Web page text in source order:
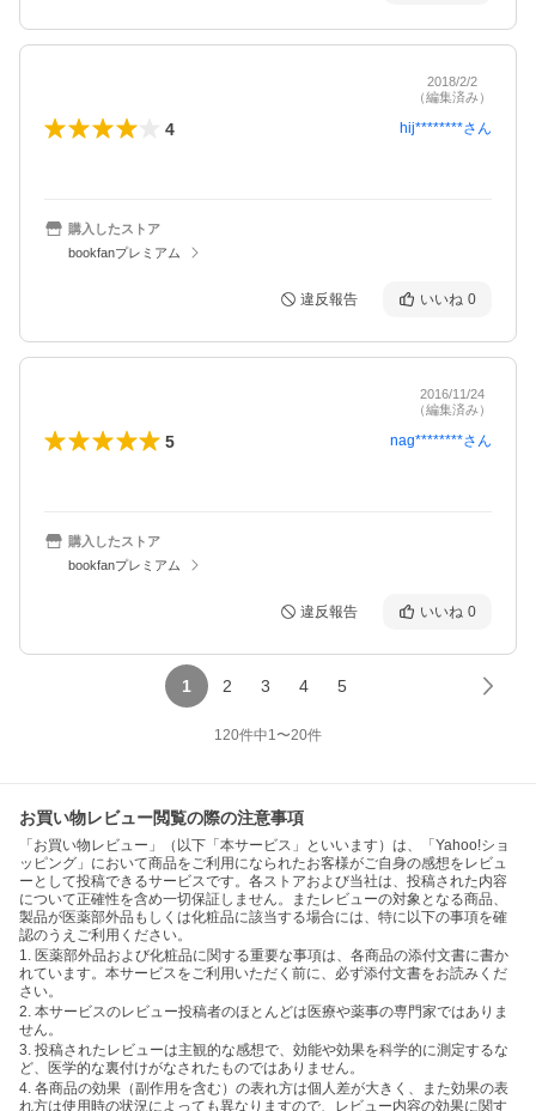
2018/2/2
（編集済み）
4 hij********さん
購入したストア
bookfanプレミアム
違反報告 いいね 0
2016/11/24
（編集済み）
5 nag********さん
購入したストア
bookfanプレミアム
違反報告 いいね 0
1 2 3 4 5
120件中1〜20件
お買い物レビュー閲覧の際の注意事項
「お買い物レビュー」（以下「本サービス」といいます）は、「Yahoo!ショ
ッピング」において商品をご利用になられたお客様がご自身の感想をレビュ
ーとして投稿できるサービスです。各ストアおよび当社は、投稿された内容
について正確性を含め一切保証しません。またレビューの対象となる商品、
製品が医薬部外品もしくは化粧品に該当する場合には、特に以下の事項を確
認のうえご利用ください。
1. 医薬部外品および化粧品に関する重要な事項は、各商品の添付文書に書か
れています。本サービスをご利用いただく前に、必ず添付文書をお読みくだ
さい。
2. 本サービスのレビュー投稿者のほとんどは医療や薬事の専門家ではありま
せん。
3. 投稿されたレビューは主観的な感想で、効能や効果を科学的に測定するな
ど、医学的な裏付けがなされたものではありません。
4. 各商品の効果（副作用を含む）の表れ方は個人差が大きく、また効果の表
れ方は使用時の状況によっても異なりますので、レビュー内容の効果に関す